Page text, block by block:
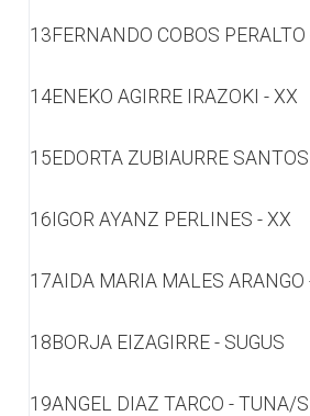
13FERNANDO COBOS PERALTO
14ENEKO AGIRRE IRAZOKI - XX
15EDORTA ZUBIAURRE
16IGOR AYANZ PERLINES - XX
17AIDA MARIA MALES ARANGO
18BORJA EIZAGIRRE - SUGUS
19ANGEL DIAZ TARCO - TUNA/